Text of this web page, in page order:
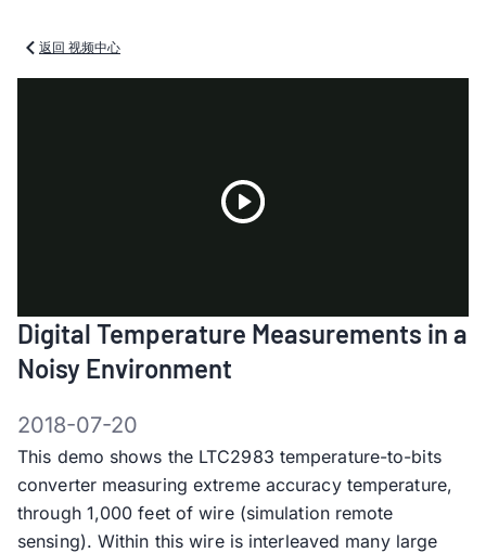
返回 视频中心
Video
Digital Temperature Measurements in a
Noisy Environment
2018-07-20
This demo shows the LTC2983 temperature-to-bits
converter measuring extreme accuracy temperature,
through 1,000 feet of wire (simulation remote
sensing). Within this wire is interleaved many large